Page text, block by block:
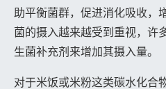
助平衡菌群，促进消化吸收，
菌的摄入越来越受到重视，许
生菌补充剂来增加其摄入量。
对于米饭或米粉这类碳水化合